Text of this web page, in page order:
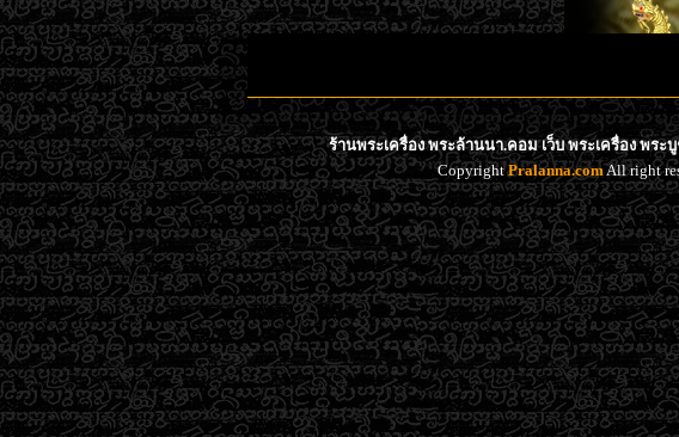
ร้านพระเครื่อง พระล้านนา.คอม เว็บ พระเครื่อง พร
CopyrightPralanna.comAll right